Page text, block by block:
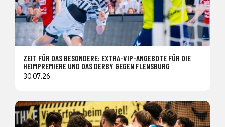
ZEIT FÜR DAS BESONDERE: EXTRA-VIP-ANGEBOTE FÜR DIE
HEIMPREMIERE UND DAS DERBY GEGEN FLENSBURG
30.07.26